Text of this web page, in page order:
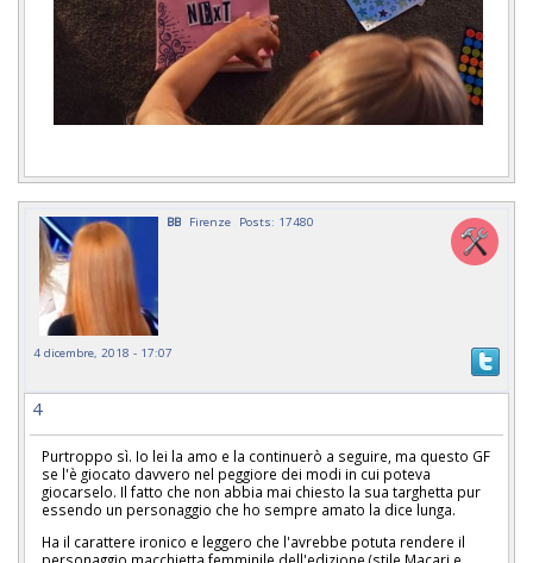
BB Firenze Posts: 17480
4 dicembre, 2018 - 17:07
4
Purtroppo sì. Io lei la amo e la continuerò a seguire, ma questo GF
se l'è giocato davvero nel peggiore dei modi in cui poteva
giocarselo. Il fatto che non abbia mai chiesto la sua targhetta pur
essendo un personaggio che ho sempre amato la dice lunga.
Ha il carattere ironico e leggero che l'avrebbe potuta rendere il